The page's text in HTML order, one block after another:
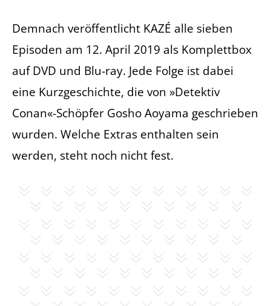
Demnach veröffentlicht KAZÉ alle sieben
Episoden am 12. April 2019 als Komplettbox
auf DVD und Blu-ray. Jede Folge ist dabei
eine Kurzgeschichte, die von »Detektiv
Conan«-Schöpfer Gosho Aoyama geschrieben
wurden. Welche Extras enthalten sein
werden, steht noch nicht fest.